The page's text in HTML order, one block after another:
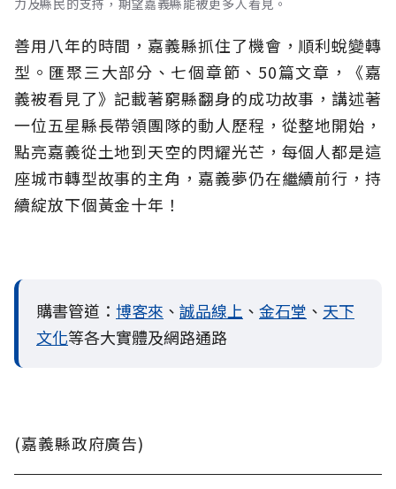
善用八年的時間，嘉義縣抓住了機會，順利蛻變轉
型。匯聚三大部分、七個章節、50篇文章，《嘉
義被看見了》記載著窮縣翻身的成功故事，講述著
一位五星縣長帶領團隊的動人歷程，從整地開始，
點亮嘉義從土地到天空的閃耀光芒，每個人都是這
座城市轉型故事的主角，嘉義夢仍在繼續前行，持
續綻放下個黃金十年！
購書管道： 博客來 、 誠品線上 、 金石堂 、 天下
文化等各大實體及網路通路
(嘉義縣政府廣告)